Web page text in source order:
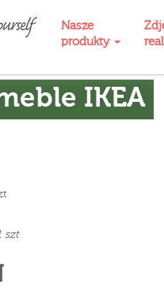
Nasze
produkty
IKEA
szt